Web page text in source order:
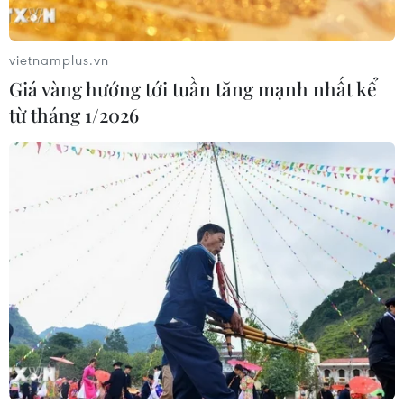
và phế liệu vonfram trong một năm
Brazil hạ cấp quan hệ với Argentina,
căng thẳng ngoại giao với Mỹ
Mỹ dự chi thêm 1,4 tỷ USD cho hoạt
động của Vệ binh Quốc gia
05/08/2026 03:26
Báo Argentina nói ngành vật liệu
vietnamplus.vn
Giá vàng hướng tới tuần tăng mạnh nhất kể
từ tháng 1/2026